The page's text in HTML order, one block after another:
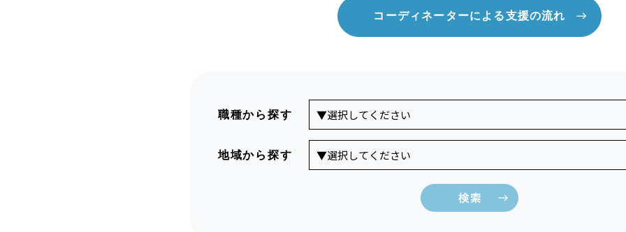
コーディネーターによる支援の流れ
職種から探す
地域から探す